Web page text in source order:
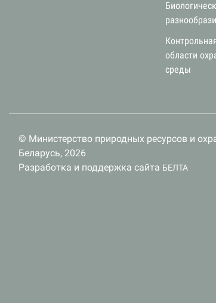
области
среды
© Министерство природных ресурсов и
Беларусь, 2026
Разработка и поддержка сайта БЕЛТА